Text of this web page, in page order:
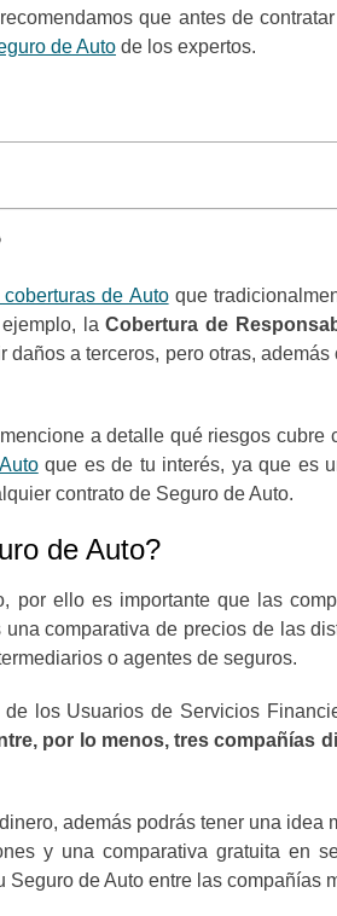
que antes de
de Autode los expertos.
de Autoque
ejemplo, laCobertura de
a terceros, pero otras,
a detalle qué riesgos
que es de tu interés, ya que es
contrato de Seguro de Auto.
de Auto?
por ello es importante que las
comparativa de precios de las
o agentes de seguros.
los Usuarios de Servicios
por lo menos, tres compañías
además podrás tener una idea
y una comparativa gratuita en
de Auto entre las compañías